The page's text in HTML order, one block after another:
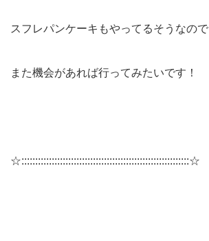
スフレパンケーキもやってるそうなので
また機会があれば行ってみたいです！
☆:::::::::::::::::::::::::::::::::::::::::::::::::::::::::::::☆